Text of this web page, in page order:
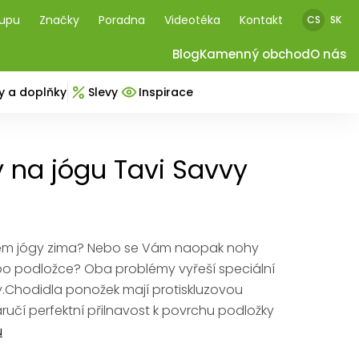
Značky Poradna Videotéka Kontakt CS SK
BlogKamenný obchodO nás
a doplňky Slevy Inspirace
na jógu Tavi Savvy
jógy zima? Nebo se Vám naopak nohy
podložce? Oba problémy vyřeší speciální
ponožek mají protiskluzovou
perfektní přilnavost k povrchu podložky